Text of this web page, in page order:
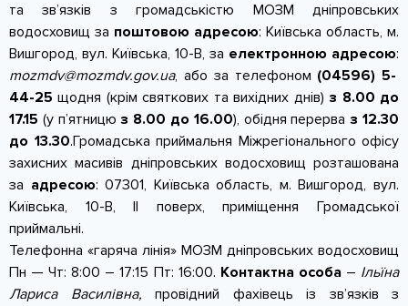
та зв’язків з громадськістю МОЗМ дніпровських
водосховищ за поштовою адресою: Київська область, м.
Вишгород, вул. Київська, 10-В, за електронною адресою:
mozmdv@mozmdv.gov.ua, або за телефоном (04596) 5-
44-25 щодня (крім святкових та вихідних днів)з 8.00 до
17.15 (у п’ятницюз 8.00 до 16.00), обідня перерваз 12.30
до 13.30.Громадська приймальня Міжрегіонального офісу
захисних масивів дніпровських водосховищ розташована
за адресою: 07301​, Київська область, м. Вишгород, вул.
Київська, 10-В, ІІ поверх, приміщення Громадської
приймальні.
Телефонна «гаряча лінія» МОЗМ дніпровських водосховищ
Пн — Чт: 8:00 – 17:15 Пт: 16:00. Контактна особа– Ільїна
Лариса Василівна, провідний фахівець із зв’язків з